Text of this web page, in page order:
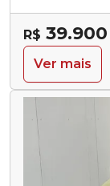
R$ 39.900
Ver mais